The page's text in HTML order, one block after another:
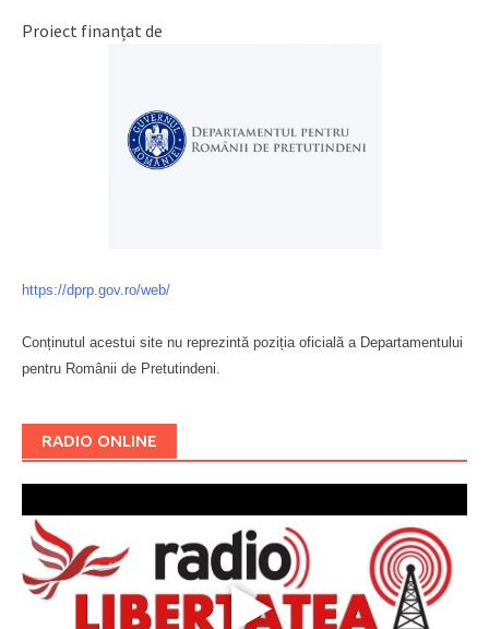
Proiect finanțat de
https://dprp.gov.ro/web/
Conținutul acestui site nu reprezintă poziția oficială a Departamentului
pentru Românii de Pretutindeni.
RADIO ONLINE